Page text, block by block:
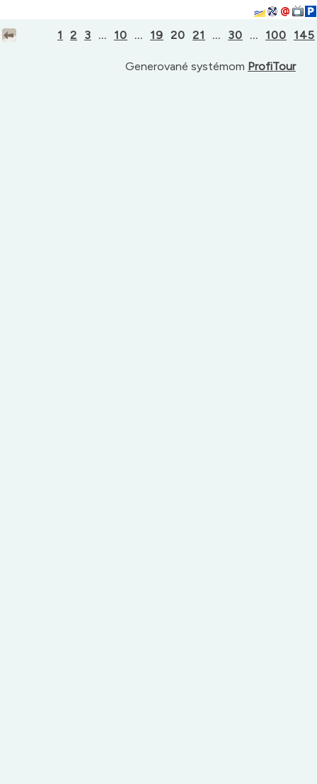
1 2 3 ... 10 ... 19 20 21 ... 30 ... 100 145
Generované systémom ProfiTour